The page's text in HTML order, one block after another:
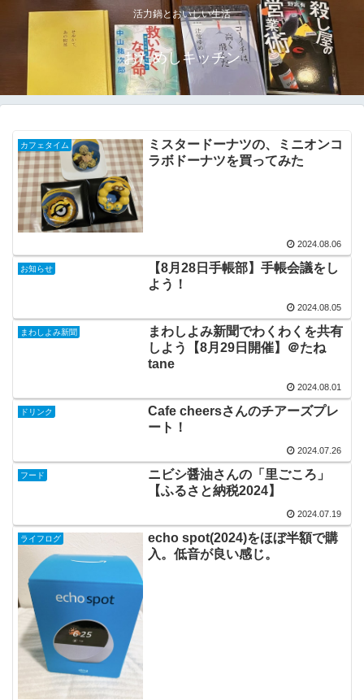
活力鍋とおいしい生活
おためしキッチン
カフェタイム
ミスタードーナツの、ミニオンコ
ラボドーナツを買ってみた
2024.08.06
お知らせ
【8月28日手帳部】手帳会議をし
よう！
2024.08.05
まわしよみ新聞
まわしよみ新聞でわくわくを共有
しよう【8月29日開催】＠たね
tane
2024.08.01
ドリンク
Cafe cheersさんのチアーズプレ
ート！
2024.07.26
フード
ニビシ醤油さんの「里ごころ」
【ふるさと納税2024】
2024.07.19
ライフログ
echo spot(2024)をほぼ半額で購
入。低音が良い感じ。